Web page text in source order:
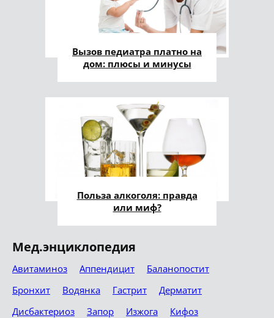
Вызов педиатра платно на
дом: плюсы и минусы
Польза алкоголя: правда
или миф?
Мед.энциклопедия
Авитаминоз Аппендицит
Баланопостит
Бронхит
Водянка Гастрит
Дерматит
Дисбактериоз
Запор Изжога
Кифоз